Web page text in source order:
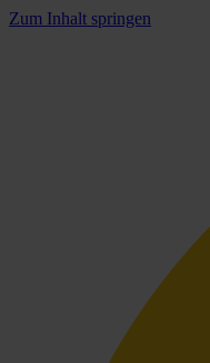
Zum Inhalt springen